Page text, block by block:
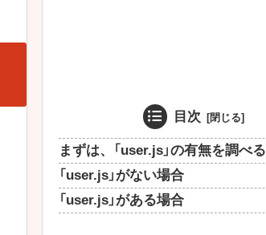
目次
まずは、「user.js」の有無を調べる
「user.js」がない場合
「user.js」がある場合